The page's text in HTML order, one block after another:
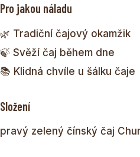
Pro jakou náladu
🌿 Tradiční čajový okamžik
🍃 Svěží čaj během dne
📚 Klidná chvíle u šálku čaje
Složení
pravý zelený čínský čaj